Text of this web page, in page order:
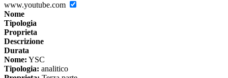
www.youtube.com
Nome
Tipologia
Proprieta
Descrizione
Durata
Nome: YSC
Tipologia: analitico